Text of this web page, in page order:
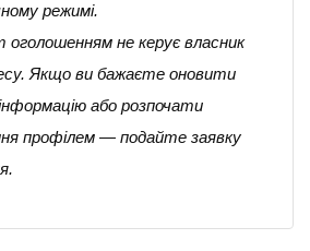
режимі.
не керує власник
Якщо ви бажаєте оновити
або розпочати
профілем — подайте заявку